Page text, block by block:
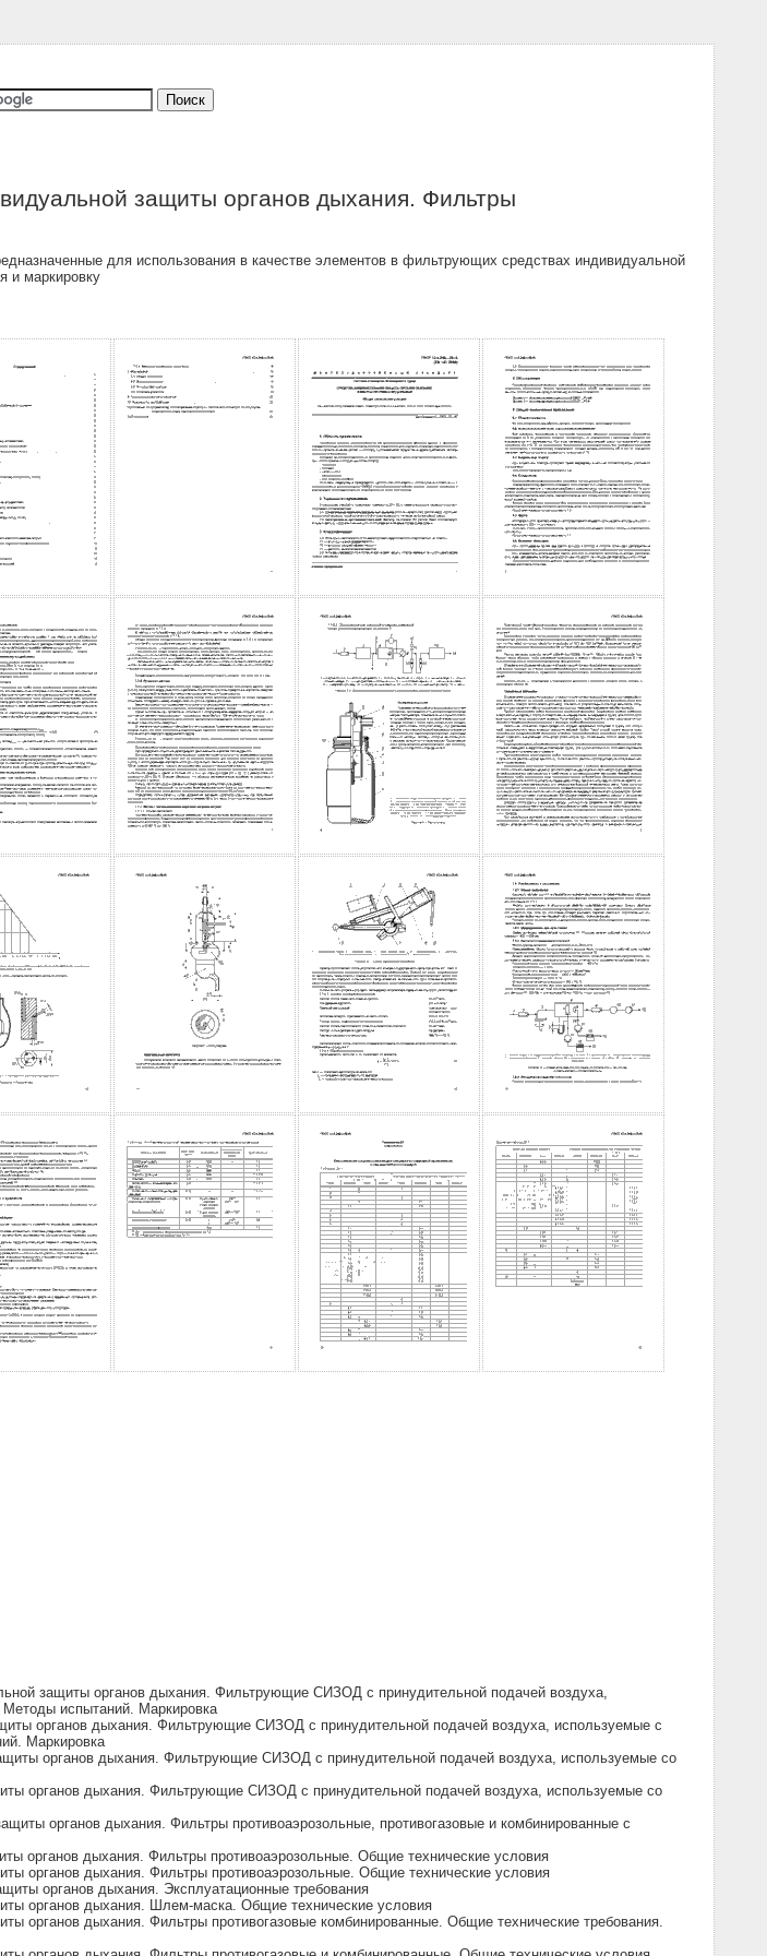
защиты органов дыхания. Фильтры
для использования в качестве элементов в фильтрующих средствах индивидуальной
и маркировку
защиты органов дыхания. Фильтрующие СИЗОД с принудительной подачей воздуха,
испытаний. Маркировка
органов дыхания. Фильтрующие СИЗОД с принудительной подачей воздуха, используемые с
Маркировка
органов дыхания. Фильтрующие СИЗОД с принудительной подачей воздуха, используемые со
органов дыхания. Фильтрующие СИЗОД с принудительной подачей воздуха, используемые со
органов дыхания. Фильтры противоаэрозольные, противогазовые и комбинированные с
органов дыхания. Фильтры противоаэрозольные. Общие технические условия
органов дыхания. Фильтры противоаэрозольные. Общие технические условия
органов дыхания. Эксплуатационные требования
органов дыхания. Шлем-маска. Общие технические условия
органов дыхания. Фильтры противогазовые комбинированные. Общие технические требования.